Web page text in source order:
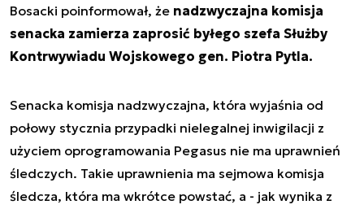
Bosacki poinformował, że nadzwyczajna komisja
senacka zamierza zaprosić byłego szefa Służby
Kontrwywiadu Wojskowego gen. Piotra Pytla.
Senacka komisja nadzwyczajna, która wyjaśnia od
połowy stycznia przypadki nielegalnej inwigilacji z
użyciem oprogramowania Pegasus nie ma uprawnień
śledczych. Takie uprawnienia ma sejmowa komisja
śledcza, która ma wkrótce powstać, a - jak wynika z